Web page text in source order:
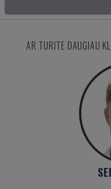
AR TURITE DAUGIAU